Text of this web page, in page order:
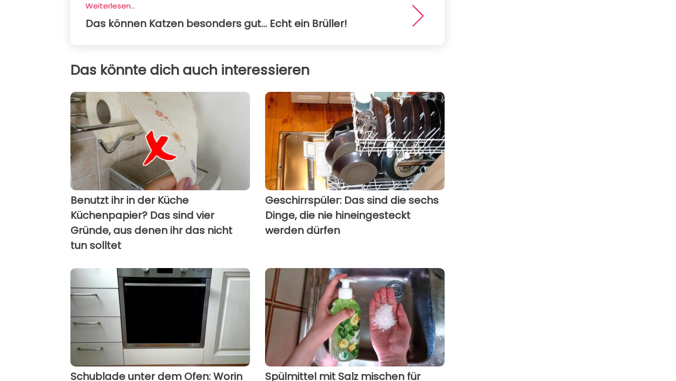
Weiterlesen...
Das können Katzen besonders gut... Echt ein Brüller!
Das könnte dich auch interessieren
Benutzt ihr in der Küche
Küchenpapier? Das sind vier
Gründe, aus denen ihr das nicht
tun solltet
Geschirrspüler: Das sind die sechs
Dinge, die nie hineingesteckt
werden dürfen
Schublade unter dem Ofen: Worin
Spülmittel mit Salz mischen für